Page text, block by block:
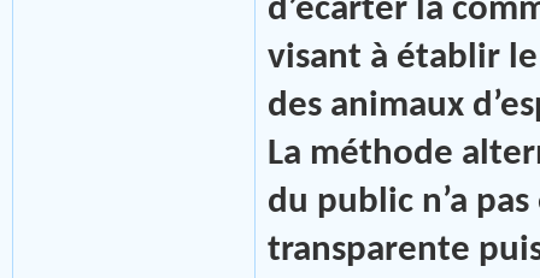
d’écarter la
visant à établir
des animaux
La méthode
du public n’a
transparente